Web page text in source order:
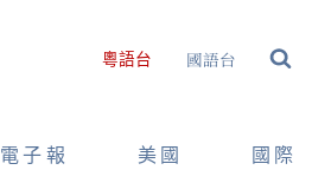
粵語台 國語台
電子報 美國 國際